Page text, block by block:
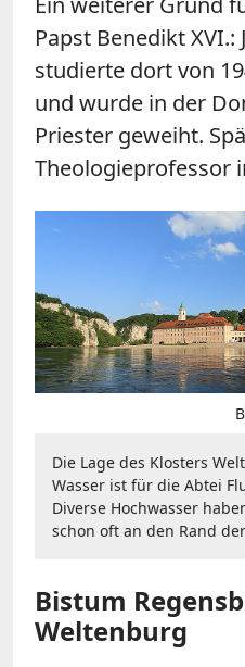
Papst Benedikt XVI.:
studierte dort von
und wurde in der
Priester geweiht.
Theologieprofessor
Die Lage des Klosters
Wasser ist für die Abtei
Diverse Hochwasser
schon oft an den Rand
Bistum
Weltenburg